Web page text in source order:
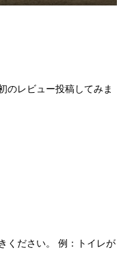
のレビュー投稿してみま
ください。 例：トイレが